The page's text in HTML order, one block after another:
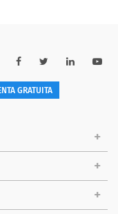
GRATUITA